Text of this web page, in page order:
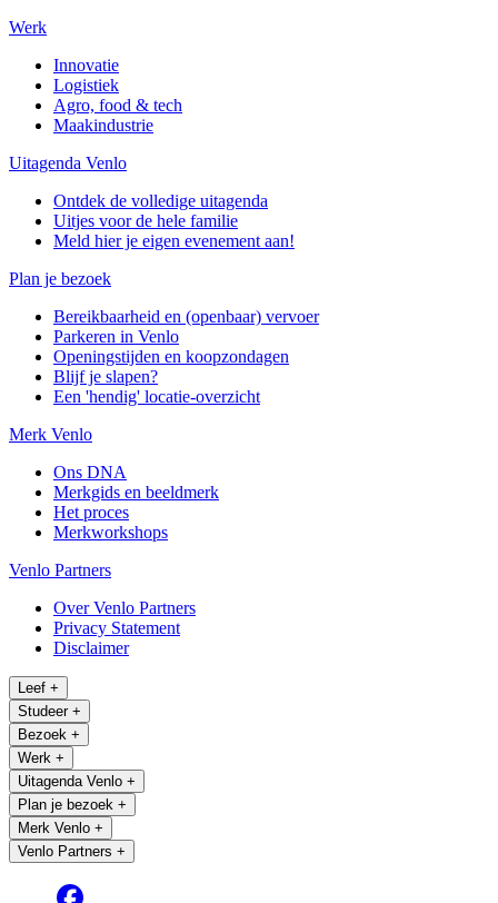
Werk
Innovatie
Logistiek
Agro, food & tech
Maakindustrie
Uitagenda Venlo
Ontdek de volledige uitagenda
Uitjes voor de hele familie
Meld hier je eigen evenement aan!
Plan je bezoek
Bereikbaarheid en (openbaar) vervoer
Parkeren in Venlo
Openingstijden en koopzondagen
Blijf je slapen?
Een 'hendig' locatie-overzicht
Merk Venlo
Ons DNA
Merkgids en beeldmerk
Het proces
Merkworkshops
Venlo Partners
Over Venlo Partners
Privacy Statement
Disclaimer
Leef +
Studeer +
Bezoek +
Werk +
Uitagenda Venlo +
Plan je bezoek +
Merk Venlo +
Venlo Partners +